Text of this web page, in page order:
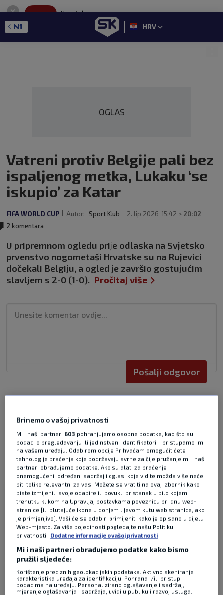
SportKlub
GET - On the Google Play
HRV
OGLAS
Vatreni protiv Belgije pali bez
ispaljenog metka, Lukaku ‘se
iskupio’ za Katar
FIFA WORLD CUP Autor: Sport Klub 2. lip 2026 15:42 > 20:02
2 komentara
U pripremnom ogledu prije odlaska na Svjetsko
prvenstvo nogometaši Hrvatske su na Rujevici
dočekali Belgiju, a ogled je završio gostujućim
slavljem s 2-0 (1-0). Pročitaj više
Pošalji odgovor
Pošalji
2 KOMENTARA Najnovije
prije 3 mjeseci
Navijac
Inace kroz usi plivakovicu.sad se suti
Odgovor
prije 3 mjeseci
Baba
Brinemo o vašoj privatnosti
Mi i naši partneri 603 pohranjujemo osobne podatke, kao što su
podaci o pregledavanju ili jedinstveni identifikatori, i pristupamo im
na vašem uređaju. Odabirom opcije Prihvaćam omogućit ćete
tehnologije praćenja koje podržavaju svrhe za čije pružanje mi i naši
partneri obrađujemo podatke. Ako su alati za praćenje
onemogućeni, određeni sadržaj i oglasi koje vidite možda više neće
biti toliko relevantni za vas. Možete se vratiti na ovaj izbornik kako
biste izmijenili svoje odabire ili povukli pristanak u bilo kojem
trenutku klikom na Upravljaj postavkama poveznicu pri dnu web-
stranice [ili plutajuće ikone u donjem lijevom kutu web stranice, ako
je primjenjivo]. Vaši će se odabiri primijeniti kako je opisano u dijelu
Web-mjesto. Za više pojedinosti pogledajte našu Politiku
privatnosti.
Dodatne informacije o vašoj privatnosti
Mi i naši partneri obrađujemo podatke kako bismo
pružili sljedeće:
Korištenje preciznih geolokacijskih podataka. Aktivno skeniranje
karakteristika uređaja za identifikaciju. Pohrana i/ili pristup
podacima na uređaju. Personalizirano oglašavanje i sadržaj,
mjerenje oglašavanja i sadržaja, uvidi u publiku i razvoj usluga.